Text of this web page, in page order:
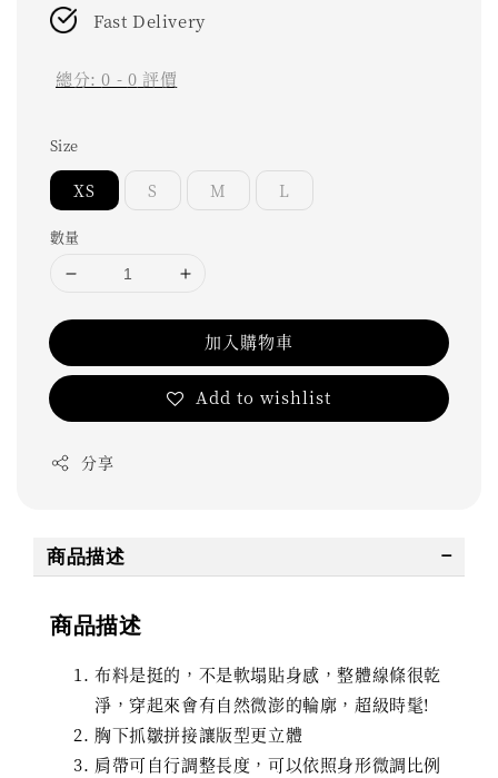
Fast Delivery
總分:0 - 0 評價
Size
XS S M L
數量
加入購物車
Add to wishlist
分享
商品描述
商品描述
布料是挺的，不是軟塌貼身感，整體線條很乾
淨，穿起來會有自然微澎的輪廓，超級時髦!
胸下抓皺拼接讓版型更立體
肩帶可自行調整長度，可以依照身形微調比例